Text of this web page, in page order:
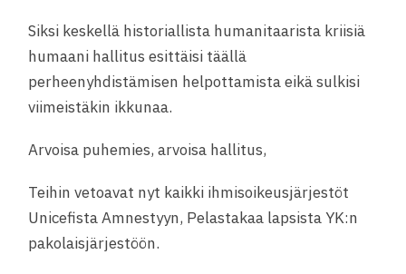
Siksi keskellä historiallista humanitaarista kriisiä
humaani hallitus esittäisi täällä
perheenyhdistämisen helpottamista eikä sulkisi
viimeistäkin ikkunaa.
Arvoisa puhemies, arvoisa hallitus,
Teihin vetoavat nyt kaikki ihmisoikeusjärjestöt
Unicefista Amnestyyn, Pelastakaa lapsista YK:n
pakolaisjärjestöön.